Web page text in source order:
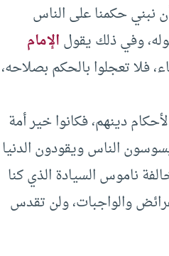
حكمنا على الناس
وفي ذلك يقولالإمام
فلا تعجلوا بالحكم بصلاحه،
دينهم، فكانوا خير أمة
الناس ويقودون الدنيا
ناموس السيادة الذي كنا
والواجبات، ولن تقدس